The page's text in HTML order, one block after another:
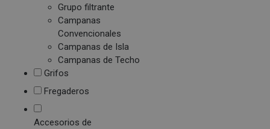
Grupo filtrante
Campanas
Convencionales
Campanas de Isla
Campanas de Techo
Grifos
Fregaderos
Accesorios de